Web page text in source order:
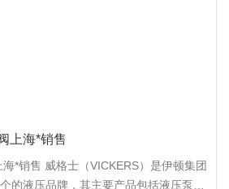
上海*销售
*销售 威格士（VICKERS）是伊顿集团
的液压品牌，其主要产品包括液压泵、